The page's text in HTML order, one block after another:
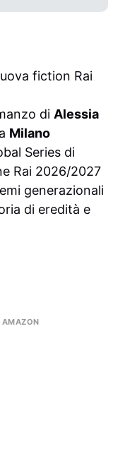
fiction Rai
di Alessia
Milano
Series di
Rai 2026/2027
generazionali
di eredità e
AMAZON